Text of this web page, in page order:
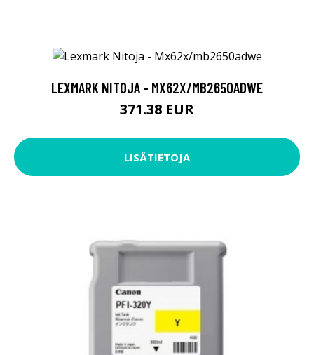
LEXMARK NITOJA - MX62X/MB2650ADWE
371.38 EUR
LISÄTIETOJA